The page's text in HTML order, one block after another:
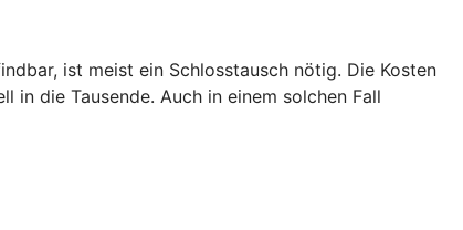
ist meist ein Schlosstausch nötig. Die Kosten
in die Tausende. Auch in einem solchen Fall